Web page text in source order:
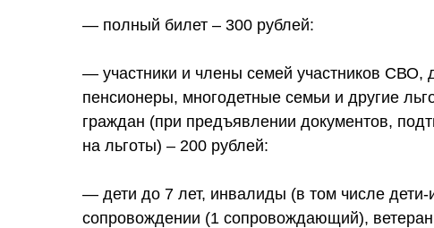
— полный билет – 300 рублей:
— участники и члены семей участников СВО,
пенсионеры, многодетные семьи и другие
граждан (при предъявлении документов,
на льготы) – 200 рублей:
— дети до 7 лет, инвалиды (в том числе
сопровождении (1 сопровождающий),